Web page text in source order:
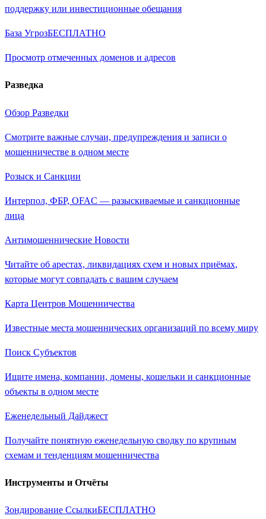
поддержку или инвестиционные обещания
База УгрозБЕСПЛАТНО
Просмотр отмеченных доменов и адресов
Разведка
Обзор Разведки
Смотрите важные случаи, предупреждения и записи о
мошенничестве в одном месте
Розыск и Санкции
Интерпол, ФБР, OFAC — разыскиваемые и санкционные
лица
Антимошеннические Новости
Читайте об арестах, ликвидациях схем и новых приёмах,
которые могут совпадать с вашим случаем
Карта Центров Мошенничества
Известные места мошеннических организаций по всему миру
Поиск Субъектов
Ищите имена, компании, домены, кошельки и санкционные
объекты в одном месте
Еженедельный Дайджест
Получайте понятную еженедельную сводку по крупным
схемам и тенденциям мошенничества
Инструменты и Отчёты
Зондирование СсылкиБЕСПЛАТНО